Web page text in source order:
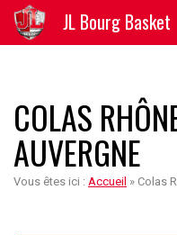
JL Bourg Basket
COLAS
AUVERGNE
Vous êtes ici : Accueil » Colas